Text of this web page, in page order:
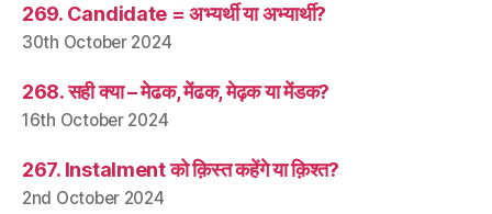
269. Candidate = अभ्यर्थी या अभ्यार्थी?
30th October 2024
268. सही क्या – मेढक, मेंढक, मेढ़क या मेंडक?
16th October 2024
267. Instalment को क़िस्त कहेंगे या क़िश्त?
2nd October 2024